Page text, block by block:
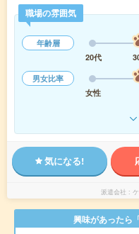
職場の雰囲気
年齢層
20代
男女比率
女性
気になる!
派遣会社
興味があったら